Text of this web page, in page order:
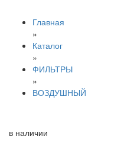
Главная
»
Каталог
»
ФИЛЬТРЫ
»
ВОЗДУШНЫЙ
в наличии